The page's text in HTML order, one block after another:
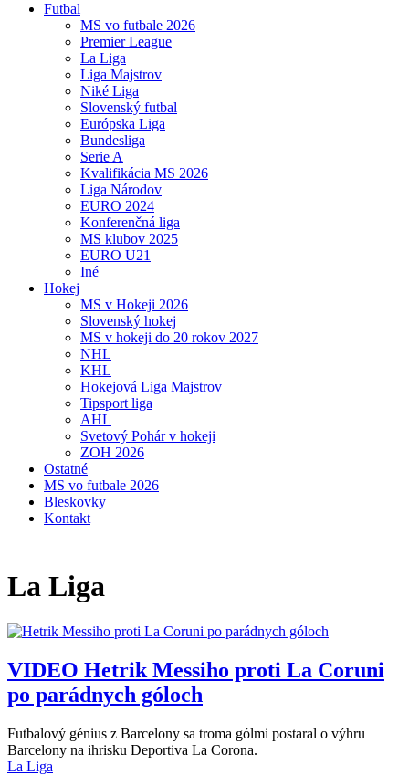
Futbal
MS vo futbale 2026
Premier League
La Liga
Liga Majstrov
Niké Liga
Slovenský futbal
Európska Liga
Bundesliga
Serie A
Kvalifikácia MS 2026
Liga Národov
EURO 2024
Konferenčná liga
MS klubov 2025
EURO U21
Iné
Hokej
MS v Hokeji 2026
Slovenský hokej
MS v hokeji do 20 rokov 2027
NHL
KHL
Hokejová Liga Majstrov
Tipsport liga
AHL
Svetový Pohár v hokeji
ZOH 2026
Ostatné
MS vo futbale 2026
Bleskovky
Kontakt
La Liga
VIDEO Hetrik Messiho proti La Coruni
po parádnych góloch
Futbalový génius z Barcelony sa troma gólmi postaral o výhru
Barcelony na ihrisku Deportiva La Corona.
La Liga